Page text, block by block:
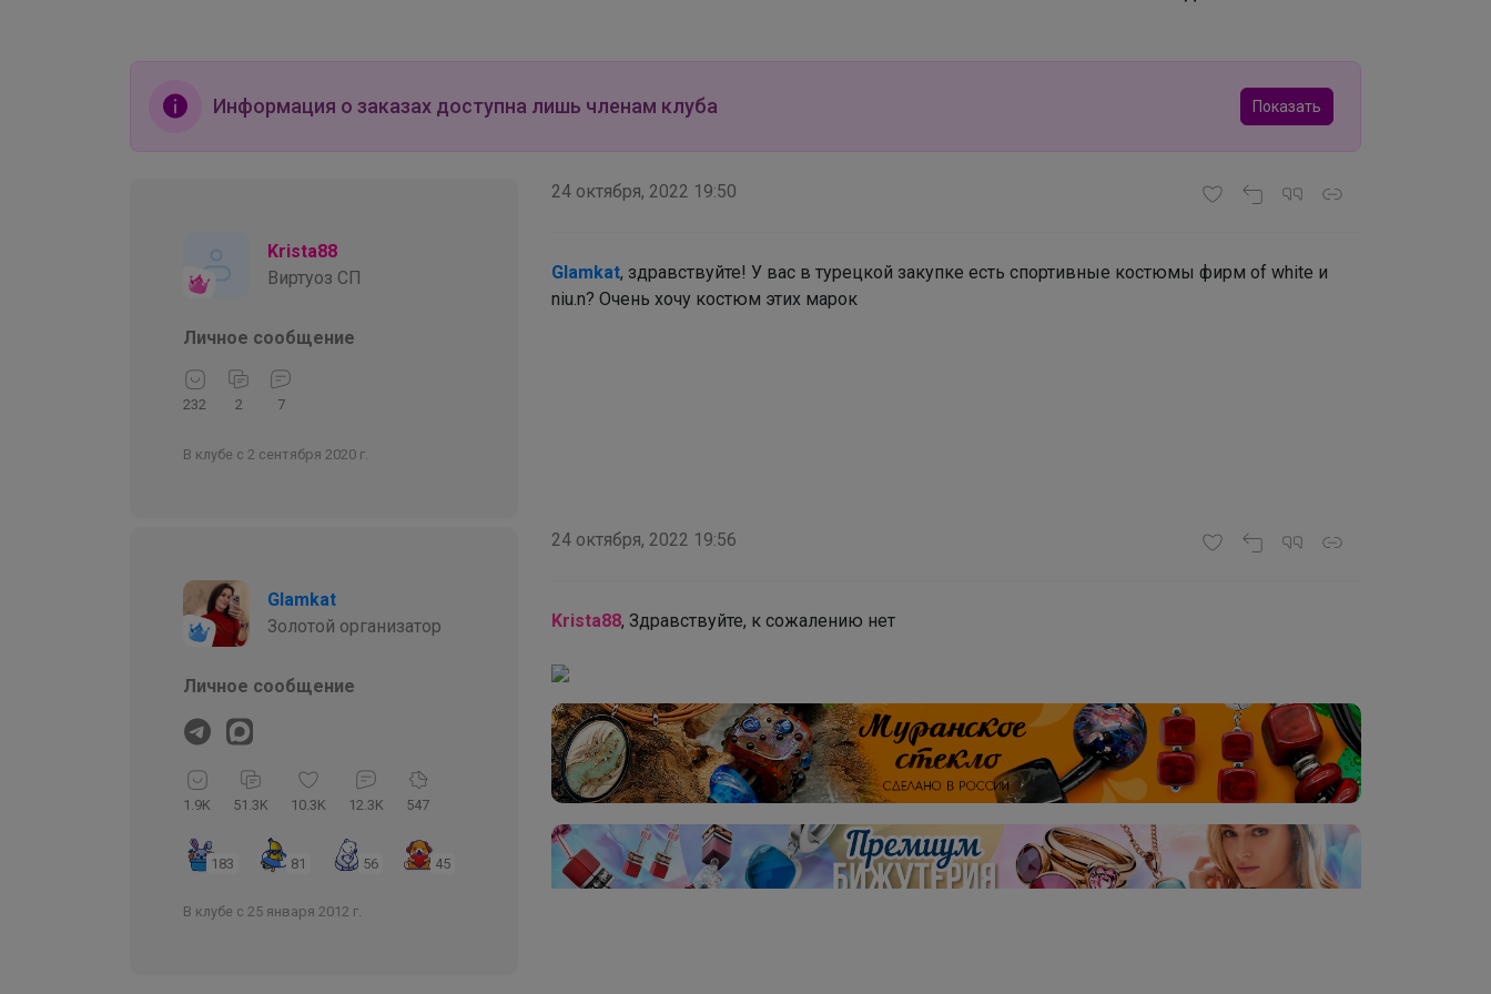
Информация о заказах доступна лишь членам клуба Показать
Krista88
Виртуоз СП
Личное сообщение
232 2 7
В клубе с 2 сентября 2020 г.
24 октября, 2022 19:50
Glamkat, здравствуйте! У вас в турецкой закупке есть спортивные костюмы фирм of white и
niu.n? Очень хочу костюм этих марок
Glamkat
Золотой организатор
Личное сообщение
1.9K 51.3K 10.3K 12.3K 547
183 81 56 45
В клубе с 25 января 2012 г.
24 октября, 2022 19:56
Krista88, Здравствуйте, к сожалению нет
Натали школьная коллекция
Джилка
Лонгслив для девочки "Золотой ключик"